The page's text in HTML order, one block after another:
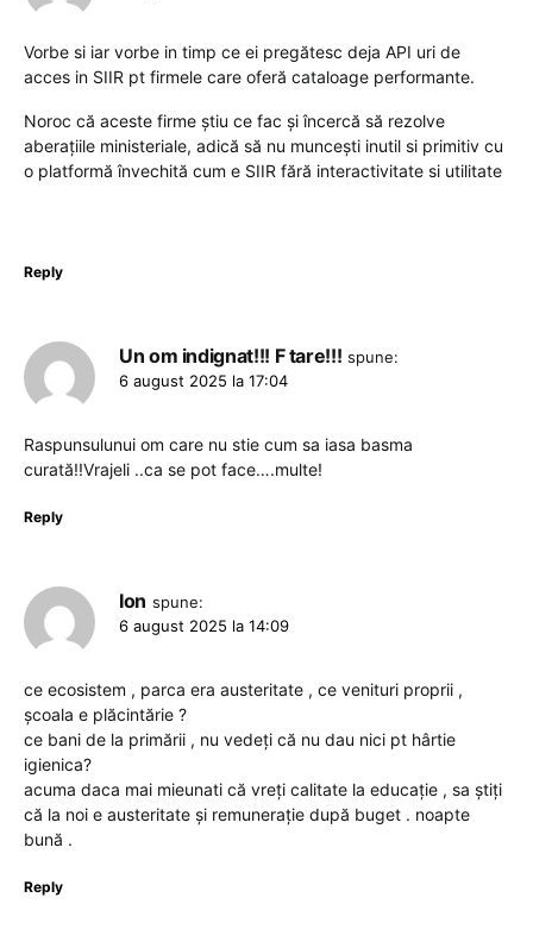
Vorbe si iar vorbe in timp ce ei pregătesc deja API uri de
acces in SIIR pt firmele care oferă cataloage performante.
Noroc că aceste firme știu ce fac și încercă să rezolve
aberațiile ministeriale, adică să nu muncești inutil si primitiv cu
o platformă învechită cum e SIIR fără interactivitate si utilitate
Reply
Un om indignat!!! F tare!!! spune:
6 august 2025 la 17:04
Raspunsulunui om care nu stie cum sa iasa basma
curată!!Vrajeli ..ca se pot face….multe!
Reply
Ion spune:
6 august 2025 la 14:09
ce ecosistem , parca era austeritate , ce venituri proprii ,
școala e plăcintărie ?
ce bani de la primării , nu vedeți că nu dau nici pt hârtie
igienica?
acuma daca mai mieunati că vreți calitate la educație , sa știți
că la noi e austeritate și remunerație după buget . noapte
bună .
Reply